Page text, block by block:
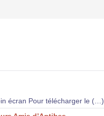
écran Pour télécharger le (…)